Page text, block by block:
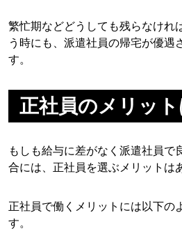
繁忙期などどうしても残らなけれ
う時にも、派遣社員の帰宅が優遇
す。
正社員のメリット
もしも給与に差がなく派遣社員で
合には、正社員を選ぶメリットは
正社員で働くメリットには以下の
す。